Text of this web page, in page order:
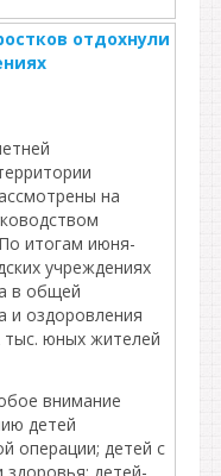
отдохнули
на
итогам июня-
учреждениях
в общей
и оздоровления
тыс. юных жителей
внимание
детей
операции; детей с